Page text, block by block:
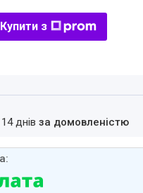
Купити з
14 днівза домовленістю